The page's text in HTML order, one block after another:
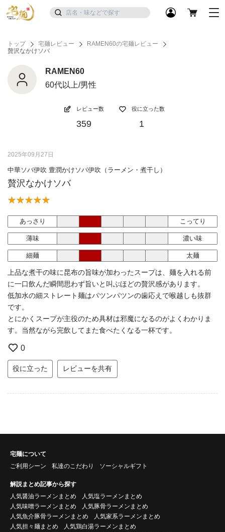
トップ 宅麺レビュー
RAMEN60の宅麺レビュー
贅沢なかけソバ
RAMEN60
60代以上/男性
レビュー数
359
役に立った数
1
2025年09月27日
中華ソバ伊吹 豊潤かけソバ伊吹（ラーメン・煮干し）
贅沢なかけソバ
あっさり こってり
薄味 濃い味
細麺 太麺
上品な煮干の味に昆布の旨味が加わったスープは、麺を入れる前
に一口飲んだ瞬間思わず旨いと叫ぶほどの贅沢感があります。
低加水の細ストレート麺はパツンパツンの歯応えで喉越しも抜群
です。
とにかくスープが主役のため具材は邪魔になるのがよくわかりま
す。当然ながら完飲してまた食べたくなる一杯です。
0
役に立った レビューを共有
宅麺について
ご利用シーン
私達のこだわり ソーシャルギフト
解説まとめ記事から探す
人気醤油ラーメンまとめ
人気塩ラーメンまとめ
人気味噌ラーメンまとめ
人気豚骨ラーメンまとめ
人気魚介豚骨ラーメンまとめ
人気家系ラーメンまとめ
人気担々麺まとめ
人気鶏白湯ラーメンまとめ